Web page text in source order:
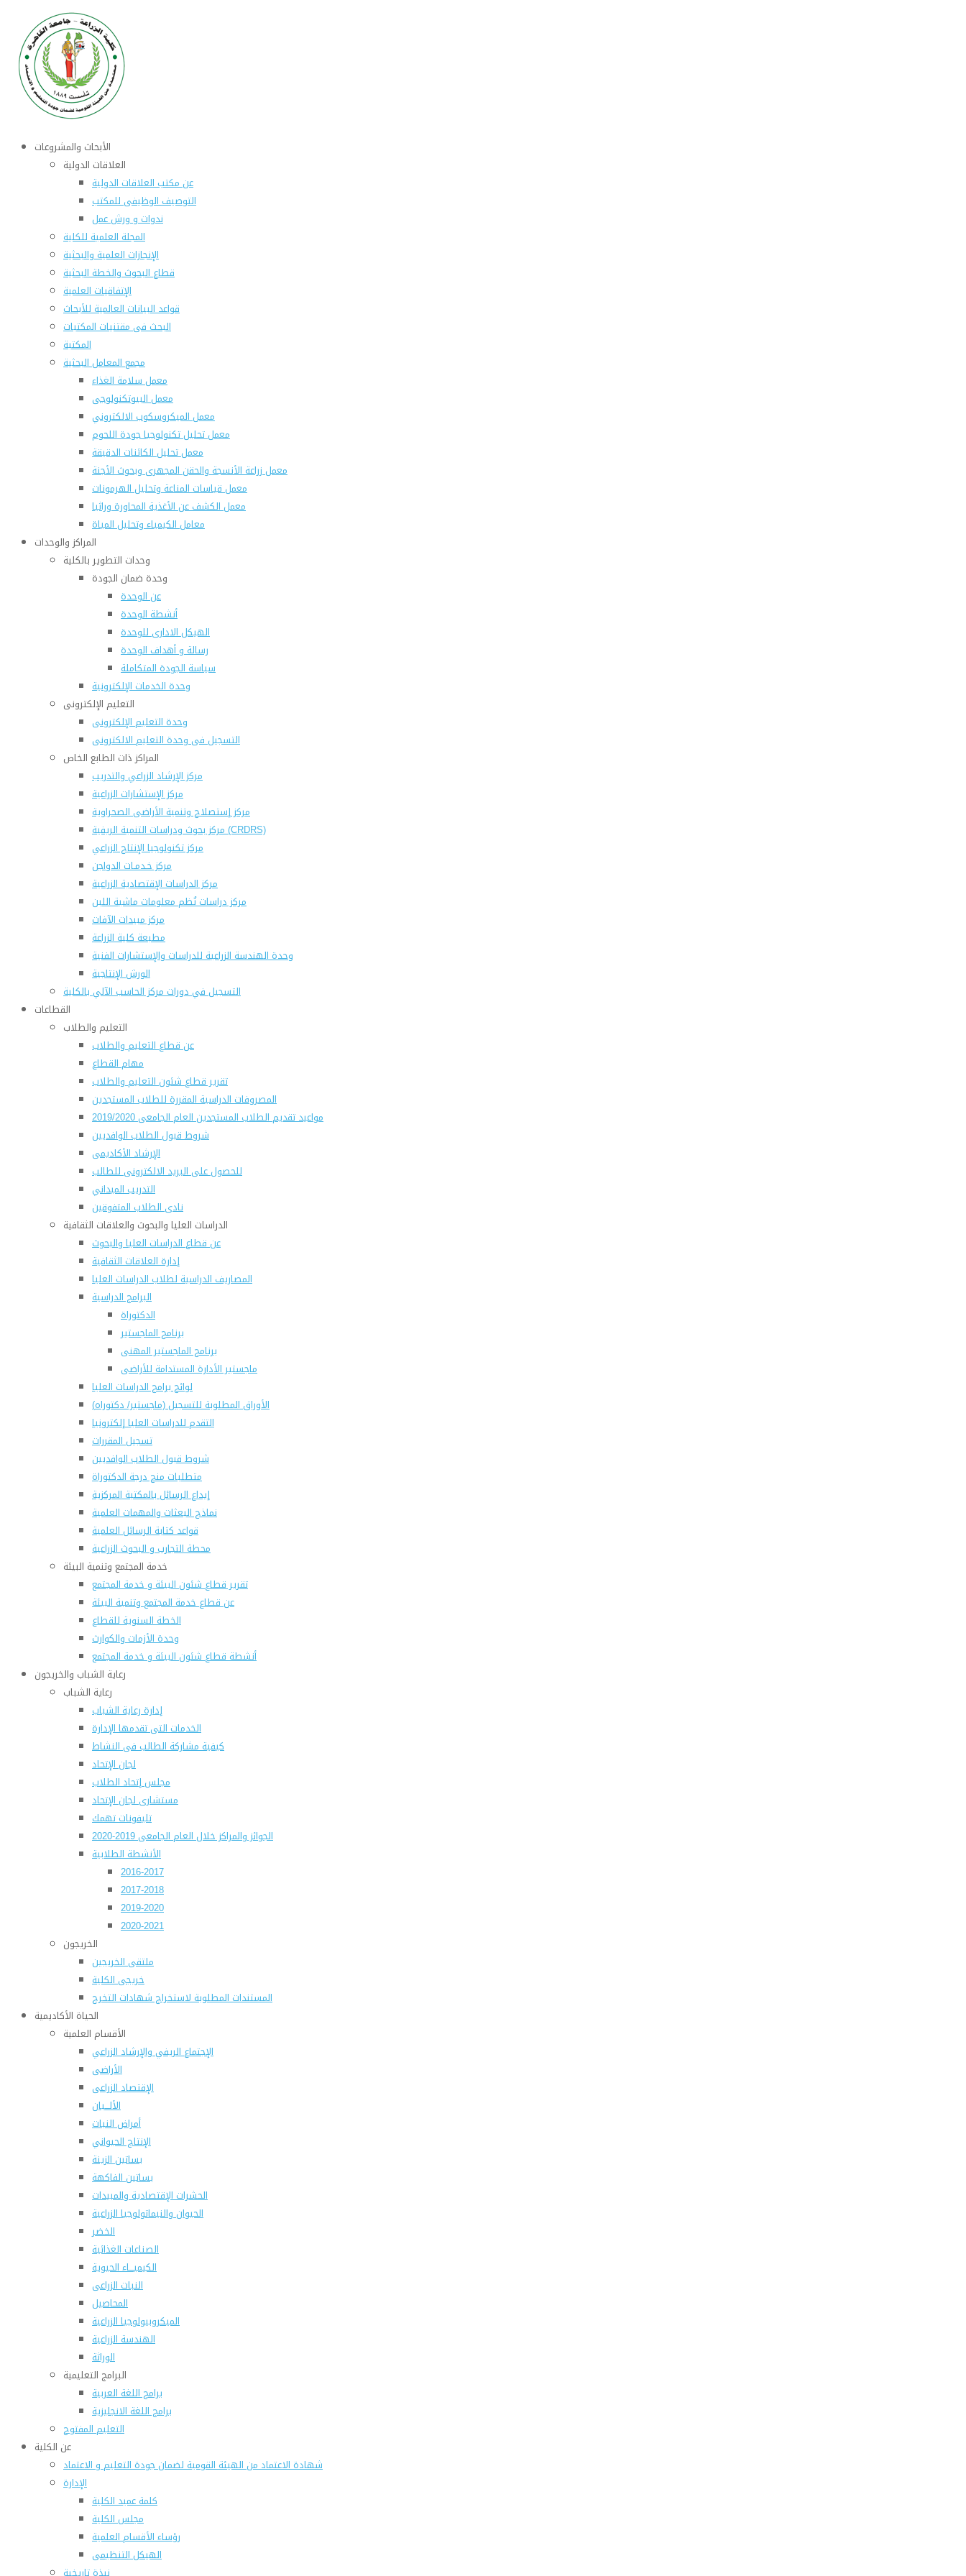
الأبحاث والمشروعات
العلاقات الدولية
عن مكتب العلاقات الدولية
التوصيف الوظيفى للمكتب
ندوات و ورش عمل
المجلة العلمية للكلية
الإنجازات العلمية والبحثية
قطاع البحوث والخطة البحثية
الإتفاقيات العلمية
قواعد البيانات العالمية للأبحاث
البحث فى مقتنيات المكتبات
المكتبة
مجمع المعامل البحثية
معمل سلامة الغذاء
معمل البيوتكنولوجى
معمل الميكروسكوب الالكتروني
معمل تحليل تكنولوجيا جودة اللحوم
معمل تحليل الكائنات الدقيقة
معمل زراعة الأنسجة والحقن المجهرى وبحوث الأجنة
معمل قياسات المناعة وتحليل الهرمونات
معمل الكشف عن الأغذية المحاورة وراثيا
معامل الكيمياء وتحليل المياة
المراكز والوحدات
وحدات التطوير بالكلية
وحدة ضمان الجودة
عن الوحدة
أنشطة الوحدة
الهيكل الادارى للوحدة
رسالة و أهداف الوحدة
سياسة الجودة المتكاملة
وحدة الخدمات الإلكترونية
التعليم الإلكترونى
وحدة التعليم الإلكترونى
التسجيل فى وحدة التعليم الالكترونى
المراكز ذات الطابع الخاص
مركز الإرشاد الزراعي والتدريب
مركز الإستشارات الزراعية
مركز إستصلاح وتنمية الأراضى الصحراوية
مركز بحوث ودراسات التنمية الريفية (CRDRS)
مركز تكنولوجيا الإنتاج الزراعي
مركز خـدمـات الدواجن
مركز الدراسات الإقتصادية الزراعية
مركز دراسات نُظم معلومات ماشية اللبن
مركز مبيدات الآفات
مطبعة كلية الزراعة
وحدة الهندسة الزراعية للدراسات والإستشارات الفنية
الورش الإنتاجية
التسجيل في دورات مركز الحاسب الآلي بالكلية
القطاعات
التعليم والطلاب
عن قطاع التعليم والطلاب
مهام القطاع
تقرير قطاع شئون التعليم والطلاب
المصروفات الدراسية المقررة للطلاب المستجدين
مواعيد تقديم الطلاب المستجدين العام الجامعى 2019/2020
شروط قبول الطلاب الوافديين
الإرشاد الأكاديمى
للحصول على البريد الالكترونى للطالب
التدريب الميداني
نادى الطلاب المتفوقين
الدراسات العليا والبحوث والعلاقات الثقافية
عن قطاع الدراسات العليا والبحوث
إدارة العلاقات الثقافية
المصاريف الدراسية لطلاب الدراسات العليا
البرامج الدراسية
الدكتوراة
برنامج الماجستير
برنامج الماجستير المهنى
ماجستير الأدارة المستدامة للأراضى
لوائح برامج الدراسات العليا
(الأوراق المطلوبة للتسجيل (ماجستير/ دكتوراه
التقدم للدراسات العليا إلكترونيا
تسجيل المقررات
شروط قبول الطلاب الوافديين
متطلبات منح درجة الدكتوراة
إيداع الرسائل بالمكتبة المركزية
نماذج البعثات والمهمات العلمية
قواعد كتابة الرسائل العلمية
محطة التجارب و البحوث الزراعية
خدمة المجتمع وتنمية البيئة
تقرير قطاع شئون البيئة و خدمة المجتمع
عن قطاع خدمة المجتمع وتنمية البيئة
الخطة السنوية للقطاع
وحدة الأزمات والكوارث
أنشطة قطاع شئون البيئة و خدمة المجتمع
رعاية الشباب والخريجون
رعاية الشباب
إدارة رعاية الشباب
الخدمات التى تقدمها الإدارة
كيفية مشاركة الطالب فى النشاط
لجان الإتحاد
مجلس إتحاد الطلاب
مستشارى لجان الإتحاد
تليفونات تهمك
الجوائز والمراكز خلال العام الجامعى 2019-2020
الأنشطة الطلابية
2016-2017
2017-2018
2019-2020
2020-2021
الخريجون
ملتقى الخريجين
خريجى الكلية
المستندات المطلوبة لاستخراج شهادات التخرج
الحياة الأكاديمية
الأقسام العلمية
الإجتماع الريفي والإرشاد الزراعي
الأراضى
الإقتصاد الزراعى
الألـــبان
أمراض النبات
الإنتاج الحيواني
بساتين الزينة
بساتين الفاكهة
الحشرات الإقتصادية والمبيدات
الحيوان والنيماتولوجيا الزراعية
الخضر
الصناعات الغذائية
الكيميـــاء الحيوية
النبات الزراعى
المحاصيل
الميكروبيولوجيا الزراعية
الهندسة الزراعية
الوراثة
البرامج التعليمية
برامج اللغة العربية
برامج اللغة الانجليزية
التعليم المفتوح
عن الكلية
شهادة الاعتماد من الهيئة القومية لضمان جودة التعليم و الاعتماد
الإدارة
كلمة عميد الكلية
مجلس الكلية
رؤساء الأقسام العلمية
الهيكل التنظيمى